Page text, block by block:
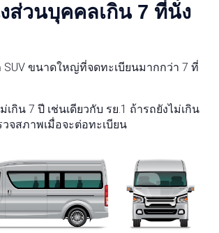
ส่วนบุคคลเกิน 7 ที่นั่ง
SUV ขนาดใหญ่ที่จดทะเบียนมากกว่า 7 ที่
เกิน 7 ปี เช่นเดียวกับ รย.1 ถ้ารถยังไม่เกิน
จสภาพเมื่อจะต่อทะเบียน